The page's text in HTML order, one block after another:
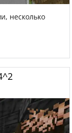
несколько